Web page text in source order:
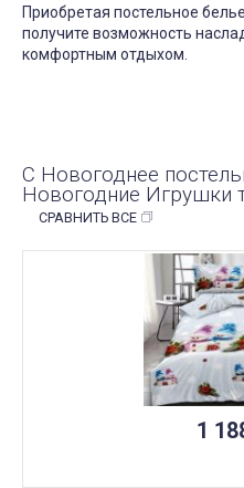
Приобретая постельное
получите возможность
комфортным отдыхом.
С Новогоднее
Новогодние Игрушки
СРАВНИТЬ ВСЕ
1